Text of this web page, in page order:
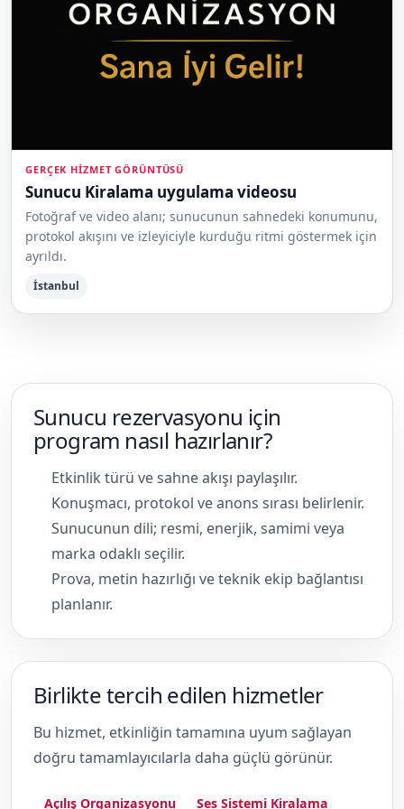
GERÇEK HIZMET GÖRÜNTÜSÜ
Sunucu Kiralama uygulama videosu
Fotoğraf ve video alanı; sunucunun sahnedeki konumunu,
protokol akışını ve izleyiciyle kurduğu ritmi göstermek için
ayrıldı.
İstanbul
Sunucu rezervasyonu için
program nasıl hazırlanır?
Etkinlik türü ve sahne akışı paylaşılır.
Konuşmacı, protokol ve anons sırası belirlenir.
Sunucunun dili; resmi, enerjik, samimi veya
marka odaklı seçilir.
Prova, metin hazırlığı ve teknik ekip bağlantısı
planlanır.
Birlikte tercih edilen hizmetler
Bu hizmet, etkinliğin tamamına uyum sağlayan
doğru tamamlayıcılarla daha güçlü görünür.
Açılış Organizasyonu Ses Sistemi Kiralama